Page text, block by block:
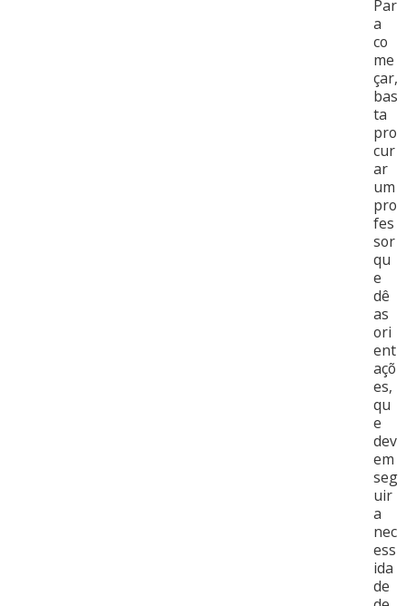
Par
a
co
me
çar,
bas
ta
pro
cur
ar
um
pro
fes
sor
qu
e
dê
as
ori
ent
açõ
es,
qu
e
dev
em
seg
uir
a
nec
ess
ida
de